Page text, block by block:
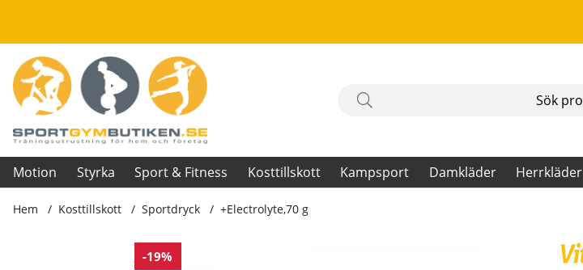
Motion Styrka Sport & Fitness Kosttillskott Kampsport Damkläder Herrkläder
Hem Kosttillskott Sportdryck +Electrolyte,70 g
-19%
Produktbilder +Electrolyte,70 g